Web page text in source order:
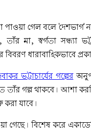
পাওয়া গেল বলে 'দেশভাগ'
মা, স্বর্গতা সন্ধ্যা
ধারাবাহিকভাবে
ভট্টাচার্যের গল্পের
তাঁর গল্প থাকবে। আশা
যাবে।
গেছে। বিশেষ করে